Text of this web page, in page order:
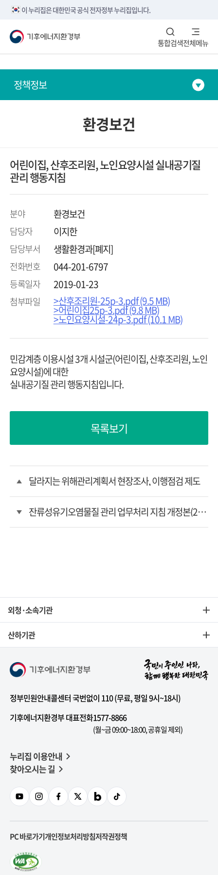
이 누리집은 대한민국 공식 전자정부 누리집입니다.
통합검색전체메뉴
정책정보
환경보건
어린이집, 산후조리원, 노인요양시설 실내공기질
관리 행동지침
분야 환경보건
담당자 이지한
담당부서 생활환경과[폐지]
전화번호 044-201-6797
등록일자 2019-01-23
첨부파일 >산후조리원-25p-3.pdf (9.5 MB)
>어린이집25p-3.pdf (9.8 MB)
>노인요양시설-24p-3.pdf (10.1 MB)
민감계층 이용시설 3개 시설군(어린이집, 산후조리원, 노인
요양시설)에 대한
실내공기질 관리 행동지침입니다.
목록보기
달라지는 위해관리계획서 현장조사, 이행점검 제도
잔류성유기오염물질 관리 업무처리 지침 개정본(2019년 1월 개정)
외청·소속기관
산하기관
정부민원안내콜센터 국번없이 110 (무료, 평일 9시~18시)
기후에너지환경부 대표전화1577-8866
(월~금 09:00~18:00, 공휴일 제외)
누리집 이용안내
찾아오시는 길
PC 바로가기개인정보처리방침저작권정책